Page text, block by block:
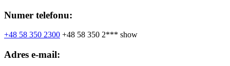
Numer telefonu:
+48 58 350 2300 +48 58 350 2*** show
Adres e-mail: